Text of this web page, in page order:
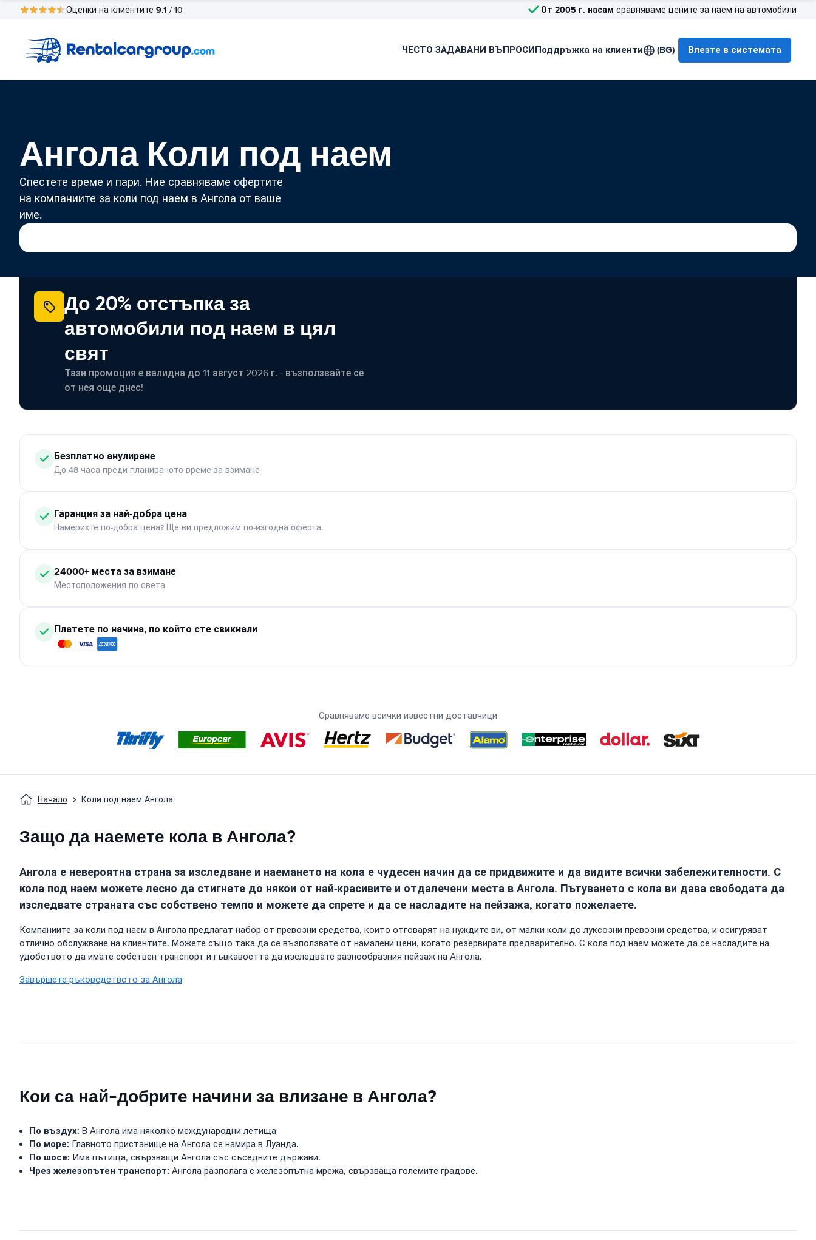
Оценки на клиентите 9.1 / 10 От 2005 г. насам сравняваме цените за наем на автомобили
ЧЕСТО ЗАДАВАНИ ВЪПРОСИПоддръжка на клиенти (BG) Влезте в системата
Ангола Коли под наем
Спестете време и пари. Ние сравняваме офертите
на компаниите за коли под наем в Ангола от ваше
име.
До 20% отстъпка за
автомобили под наем в цял
свят
Тази промоция е валидна до 11 август 2026 г. - възползвайте се
от нея още днес!
Безплатно анулиране
До 48 часа преди планираното време за взимане
Гаранция за най-добра цена
Намерихте по-добра цена? Ще ви предложим по-изгодна оферта.
24000+ места за взимане
Местоположения по света
Платете по начина, по който сте свикнали
Сравняваме всички известни доставчици
Начало Коли под наем Ангола
Защо да наемете кола в Ангола?
Ангола е невероятна страна за изследване и наемането на кола е чудесен начин да се придвижите и да видите всички забележителности. С
кола под наем можете лесно да стигнете до някои от най-красивите и отдалечени места в Ангола. Пътуването с кола ви дава свободата да
изследвате страната със собствено темпо и можете да спрете и да се насладите на пейзажа, когато пожелаете.
Компаниите за коли под наем в Ангола предлагат набор от превозни средства, които отговарят на нуждите ви, от малки коли до луксозни превозни средства, и осигуряват
отлично обслужване на клиентите. Можете също така да се възползвате от намалени цени, когато резервирате предварително. С кола под наем можете да се насладите на
удобството да имате собствен транспорт и гъвкавостта да изследвате разнообразния пейзаж на Ангола.
Завършете ръководството за Ангола
Кои са най-добрите начини за влизане в Ангола?
По въздух: В Ангола има няколко международни летища
По море: Главното пристанище на Ангола се намира в Луанда.
По шосе: Има пътища, свързващи Ангола със съседните държави.
Чрез железопътен транспорт: Ангола разполага с железопътна мрежа, свързваща големите градове.